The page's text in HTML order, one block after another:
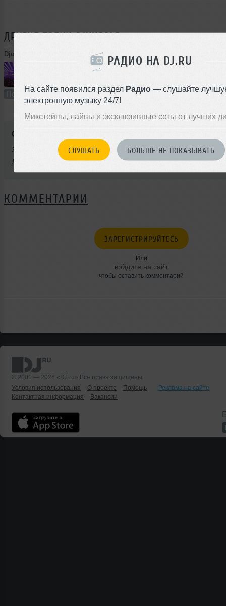
РАДИО НА DJ.RU
На сайте появился раздел Радио — слушайте
электронную музыку 24/7!
Микстейпы, лайвы и эксклюзивные сеты от лучших
СЛУШАТЬ БОЛЬШЕ НЕ ПОКАЗЫВАТЬ
ДРУГИЕ ТРЕКИDJUKGOLD
DjukGold Trance Magic !!! The Best Music Hits ^134 Volum
Подкаст В плейлист (в 1 плейлисте) 10
Стили:
Записан: 09 февраля 2017
Добавлен: 10 февраля 2017, 10:09
КОММЕНТАРИИ
ЗАРЕГИСТРИРУЙТЕСЬ
Или
войдите на сайт
чтобы оставить комментарий
© 2001 — 2026 «DJ.ru» Все права защищены.
Условия использования
О проекте Помощь
Реклама на сайте
Контактная информация
Вакансии